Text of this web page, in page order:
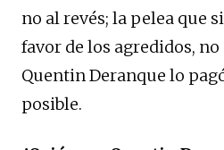
no al revés; la pelea que
favor de los agredidos, no
Quentin Deranque lo
posible.